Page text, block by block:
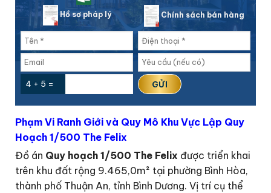
Hồ sơ pháp lý Chính sách bán hàng
4 + 5 =
Phạm Vi Ranh Giới và Quy Mô Khu Vực Lập Quy
Hoạch 1/500 The Felix
Đồ án Quy hoạch 1/500 The Felix được triển khai
trên khu đất rộng 9.465,0m² tại phường Bình Hòa,
thành phố Thuận An, tỉnh Bình Dương. Vị trí cụ thể